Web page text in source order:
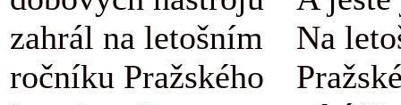
zahrál na letošním
ročníku Pražského
Na